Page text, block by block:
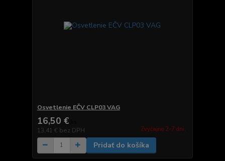
Osvetlenie EČV CLP03 VAG
16,50 €
13,41 € bez DPH Zvyčajne 2-7 dni.
Pridať do košíka